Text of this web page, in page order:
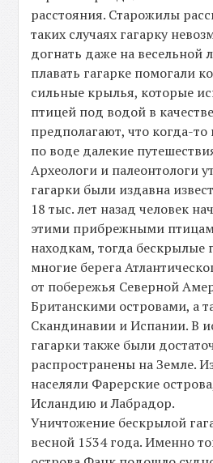
расстояния. Старожилы
таких случаях гагарку
догнать даже на весельной
плавать гагарке помогали
сильные крылья, которые
птицей под водой в
предполагают, что когда-
по воде далекие
Археологи и палеонтологи
гагарки были издавна
18 тыс. лет назад человек
этими прибрежными
находкам, тогда бескрылые
многие берега
от побережья Северной
Британскими островами, а
Скандинавии и Испании. В
гагарки также были
распространены на Земле.
населяли Фарерские
Исландию и Лабрадор.
Уничтожение бескрылой
весной 1534 года. Именно